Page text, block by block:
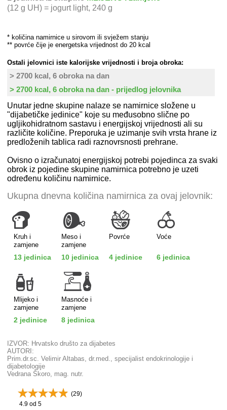
(12 g UH) = jogurt light, 240 g
* količina namirnice u sirovom ili svježem stanju
** povrće čije je energetska vrijednost do 20 kcal
Ostali jelovnici iste kalorijske vrijednosti i broja obroka:
> 2700 kcal, 6 obroka na dan
> 2700 kcal, 6 obroka na dan - prijedlog jelovnika
Unutar jedne skupine nalaze se namirnice složene u
"dijabetičke jedinice" koje su međusobno slične po
ugljikohidratnom sastavu i energijskoj vrijednosti ali su
različite količine. Preporuka je uzimanje svih vrsta hrane iz
predloženih tablica radi raznovrsnosti prehrane.
Ovisno o izračunatoj energijskoj potrebi pojedinca za svaki
obrok iz pojedine skupine namirnica potrebno je uzeti
određenu količinu namirnice.
Ukupna dnevna količina namirnica za ovaj jelovnik:
Kruh i
zamjene
13 jedinica
Meso i
zamjene
10 jedinica
Povrće
4 jedinice
Voće
6 jedinica
Mlijeko i
zamjene
2 jedinice
Masnoće i
zamjene
8 jedinica
IZVOR: Hrvatsko društo za dijabetes
AUTORI:
Prim.dr.sc. Velimir Altabas, dr.med., specijalist endokrinologije i
dijabetologije
Vedrana Škoro, mag. nutr.
(29)
4.9 od 5